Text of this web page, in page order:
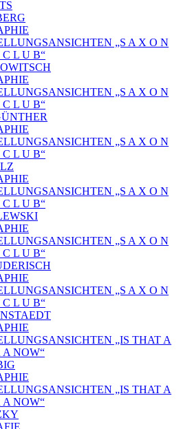
„S A X O N
L U B“
„S A X O N
L U B“
„S A X O N
L U B“
„S A X O N
L U B“
„S A X O N
L U B“
„S A X O N
L U B“
„IS THAT A
A NOW“
„IS THAT A
A NOW“